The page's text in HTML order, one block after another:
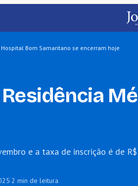
Bom Samaritano se encerram hoje
e a taxa de inscrição é de
·2 min de leitura